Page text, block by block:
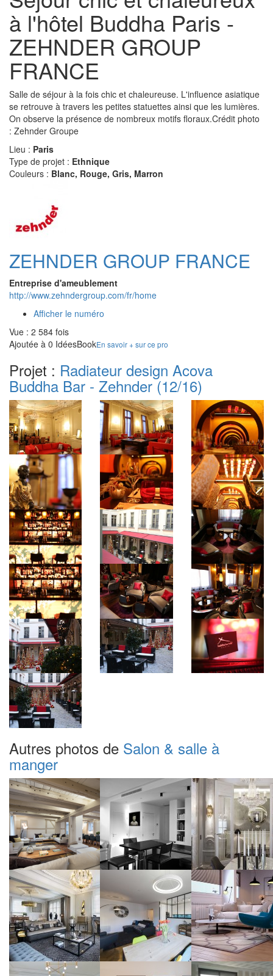
à l'hôtel Buddha Paris -
ZEHNDER GROUP
FRANCE
Salle de séjour à la fois chic et chaleureuse. L'influence asiatique
se retrouve à travers les petites statuettes ainsi que les lumières.
On observe la présence de nombreux motifs floraux.Crédit photo
: Zehnder Groupe
Lieu : Paris
Type de projet : Ethnique
Couleurs : Blanc, Rouge, Gris, Marron
ZEHNDER GROUP FRANCE
Entreprise d'ameublement
http://www.zehndergroup.com/fr/home
Afficher le numéro
Vue : 2 584 fois
Ajoutée à 0 IdéesBookEn savoir + sur ce pro
Projet : Radiateur design Acova
Buddha Bar - Zehnder(12/16)
Autres photos de Salon & salle à
manger